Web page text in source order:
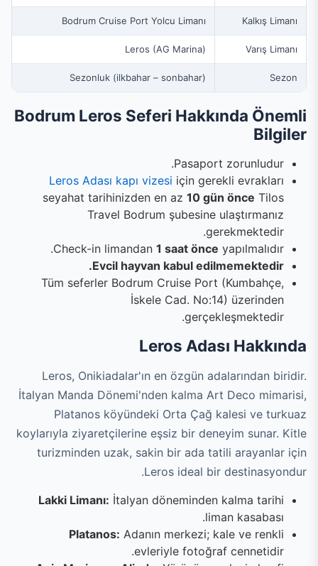
Kalkış Limanı
Bodrum Cruise Port Yolcu Limanı
Varış Limanı
Leros (AG Marina)
Sezon
Sezonluk (ilkbahar – sonbahar)
Bodrum Leros Seferi Hakkında Önemli
Bilgiler
Pasaport zorunludur.
Leros Adası kapı vizesi için gerekli evrakları
seyahat tarihinizden en az 10 gün önce Tilos
Travel Bodrum şubesine ulaştırmanız
gerekmektedir.
Check-in limandan 1 saat önce yapılmalıdır.
Evcil hayvan kabul edilmemektedir.
Tüm seferler Bodrum Cruise Port (Kumbahçe,
İskele Cad. No:14) üzerinden
gerçekleşmektedir.
Leros Adası Hakkında
Leros, Onikiadalar'ın en özgün adalarından biridir.
İtalyan Manda Dönemi'nden kalma Art Deco mimarisi,
Platanos köyündeki Orta Çağ kalesi ve turkuaz
koylarıyla ziyaretçilerine eşsiz bir deneyim sunar. Kitle
turizminden uzak, sakin bir ada tatili arayanlar için
Leros ideal bir destinasyondur.
Lakki Limanı: İtalyan döneminden kalma tarihi
liman kasabası.
Platanos: Adanın merkezi; kale ve renkli
evleriyle fotoğraf cennetidir.